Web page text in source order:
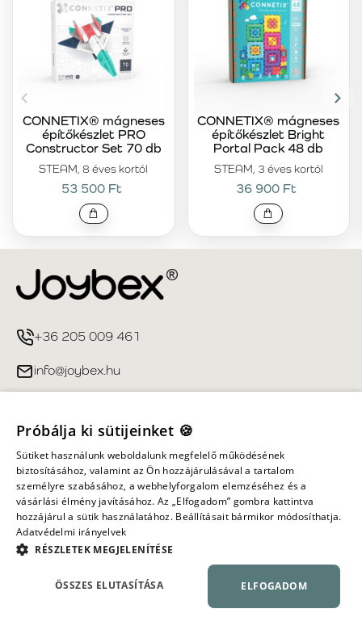
STEAM, 8 éves kortól
CONNETIX® mágneses
építőkészlet PRO
Constructor Set 70 db
53 500 Ft
STEAM, 3 éves kortól
CONNETIX® mágneses
építőkészlet Bright
Portal Pack 48 db
36 900 Ft
+36 205 009 461
info@joybex.hu
Fiókom
Információ
Minden jog fenntartva ©
Próbálja ki sütijeinket 🍪
Sütiket használunk weboldalunk megfelelő működésének
biztosításához, valamint az Ön hozzájárulásával a tartalom
személyre szabásához, a webhelyforgalom elemzéséhez és a
vásárlási élmény javításához. Az „Elfogadom” gombra kattintva
hozzájárul a sütik használatához. Beállításait bármikor módosíthatja.
Adatvédelmi irányelvek
RÉSZLETEK MEGJELENÍTÉSE
ELFOGADOM
ÖSSZES ELUTASÍTÁSA